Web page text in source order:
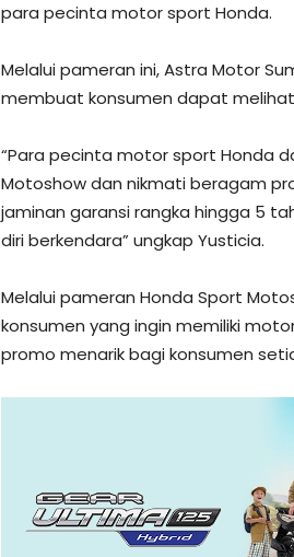
para pecinta motor sport Honda.
Melalui pameran ini, Astra Motor
membuat konsumen dapat
“Para pecinta motor sport Honda
Motoshow dan nikmati beragam
jaminan garansi rangka hingga 5
diri berkendara” ungkap Yusticia.
Melalui pameran Honda Sport
konsumen yang ingin memiliki
promo menarik bagi konsumen